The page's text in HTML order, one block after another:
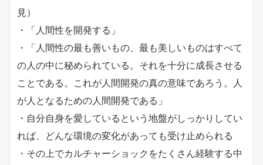
見）
・「人間性を開発する」
・「人間性の最も善いもの、最も美しいものはすべて
の人の中に秘められている。それを十分に成長させる
ことである。これが人間開発の真の意味であろう。人
が人となるための人間開発である」
・自分自身を愛しているという地盤がしっかりしてい
れば、どんな環境の変化があっても受け止められる
・その上でカルチャーショックをたくさん経験する中